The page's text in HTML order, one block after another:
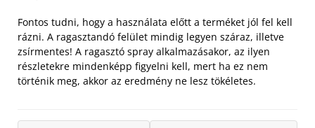
Fontos tudni, hogy a használata előtt a terméket jól fel kell
rázni. A ragasztandó felület mindig legyen száraz, illetve
zsírmentes! A ragasztó spray alkalmazásakor, az ilyen
részletekre mindenképp figyelni kell, mert ha ez nem
történik meg, akkor az eredmény ne lesz tökéletes.